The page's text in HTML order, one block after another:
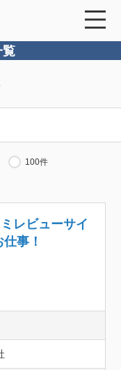
覧
100件
レビューサイ
事！